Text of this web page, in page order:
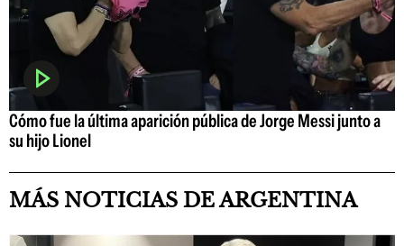
Cómo fue la última aparición pública de Jorge Messi junto a
su hijo Lionel
MÁS NOTICIAS DE ARGENTINA